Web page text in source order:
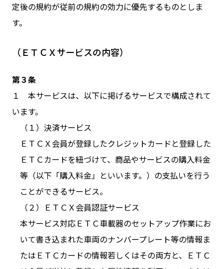
定後の規約が従前の規約の効力に優先するものとしま
す。
（ＥＴＣＸサービスの内容）
第３条
１ 本サービスは、以下に掲げるサービスで構成されて
います。
（１）決済サービス
ＥＴＣＸ会員が登録したクレジットカードと登録した
ＥＴＣカードを紐づけて、商品やサービスの購入料金
等（以下「購入料金」といいます。）の支払いを行う
ことができるサービス。
（２）ＥＴＣＸ会員認証サービス
本サービス対応ＥＴＣ車載器のセットアップ作業にお
いて書き込まれた車両のナンバープレート等の情報ま
たはＥＴＣカードの情報若しくはその両方と、ＥＴＣ